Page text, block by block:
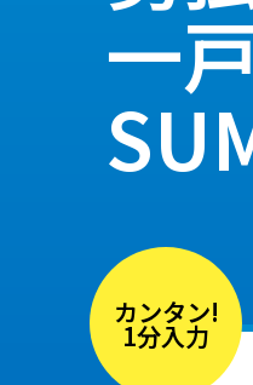
一
カンタン!
1分入力